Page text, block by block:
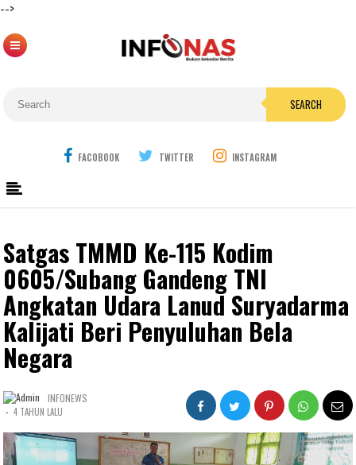
-->
SEARCH
FACOBOOK TWITTER INSTAGRAM
Satgas TMMD Ke-115 Kodim
0605/Subang Gandeng TNI
Angkatan Udara Lanud Suryadarma
Kalijati Beri Penyuluhan Bela
Negara
INFONEWS
- 4 TAHUN LALU